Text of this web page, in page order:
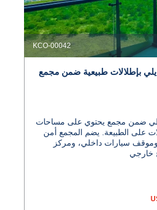
KCO-00042
بإطلالات طبيعية ضمن مجمع
ضمن مجمع يحتوي على مساحات
على الطبيعة. يضم المجمع أمن
ساعة، وموقف سيارات داخلي، ومركز